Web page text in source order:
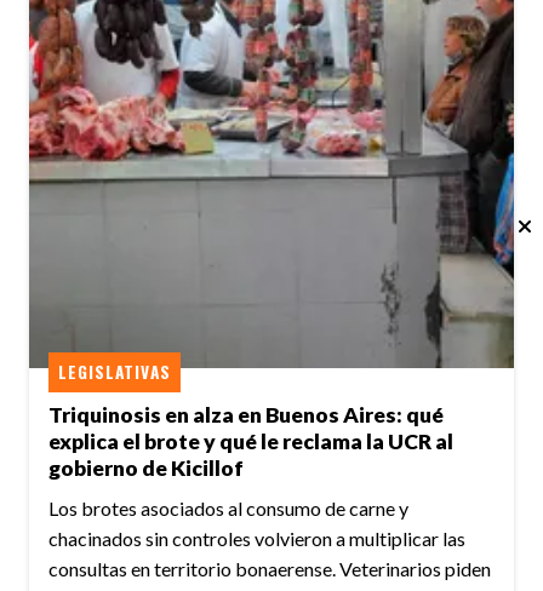
Triquinosis en alza en Buenos Aires: qué
explica el brote y qué le reclama la UCR al
gobierno de Kicillof
LEGISLATIVAS
Los brotes asociados al consumo de carne y
chacinados sin controles volvieron a multiplicar las
consultas en territorio bonaerense. Veterinarios piden